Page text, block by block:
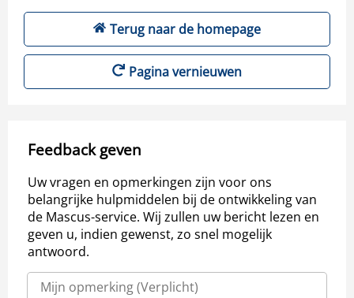
Terug naar de homepage
Pagina vernieuwen
Feedback geven
Uw vragen en opmerkingen zijn voor ons
belangrijke hulpmiddelen bij de ontwikkeling van
de Mascus-service. Wij zullen uw bericht lezen en
geven u, indien gewenst, zo snel mogelijk
antwoord.